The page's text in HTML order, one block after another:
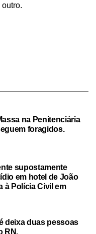
na Penitenciária
foragidos.
supostamente
em hotel de João
à Polícia Civil em
deixa duas pessoas
RN.